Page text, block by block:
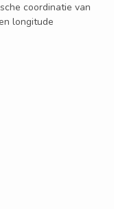
coordinatie van
longitude